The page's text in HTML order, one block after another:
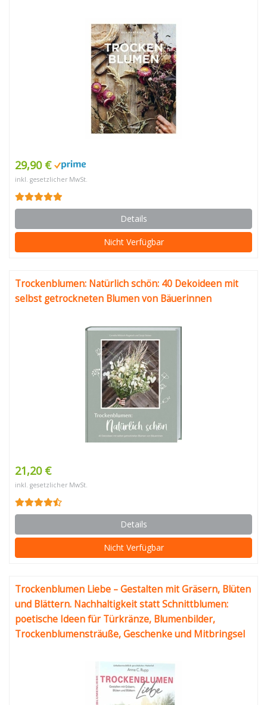
29,90 €
inkl. gesetzlicher MwSt.
Details
Nicht Verfügbar
Trockenblumen: Natürlich schön: 40 Dekoideen mit
selbst getrockneten Blumen von Bäuerinnen
21,20 €
inkl. gesetzlicher MwSt.
Details
Nicht Verfügbar
Trockenblumen Liebe – Gestalten mit Gräsern, Blüten
und Blättern. Nachhaltigkeit statt Schnittblumen:
poetische Ideen für Türkränze, Blumenbilder,
Trockenblumensträuße, Geschenke und Mitbringsel